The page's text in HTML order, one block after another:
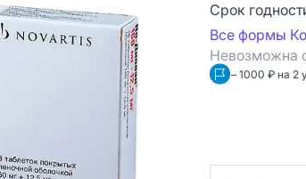
Срок
Все формы
Невозможна
– 1000 ₽ на 2